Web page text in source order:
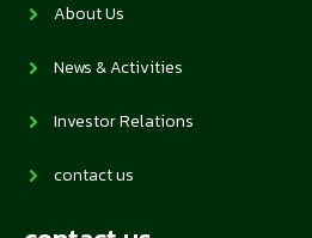
About Us
News & Activities
Investor Relations
contact us